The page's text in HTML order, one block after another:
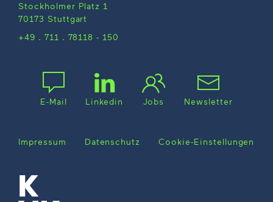
Stockholmer Platz 1
70173 Stuttgart
+49 . 711 . 78118 - 150
E-Mail Linkedin Jobs Newsletter
Impressum Datenschutz Cookie-Einstellungen